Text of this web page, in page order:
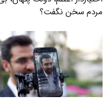
مردم سخن نگفت؟